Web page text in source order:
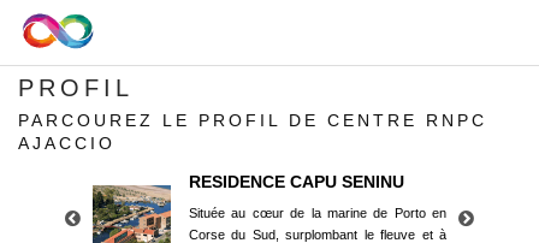
PROFIL
PARCOUREZ LE PROFIL DE CENTRE RNPC
AJACCIO
RESIDENCE CAPU SENINU
Située au cœur de la marine de Porto en
Corse du Sud, surplombant le fleuve et à